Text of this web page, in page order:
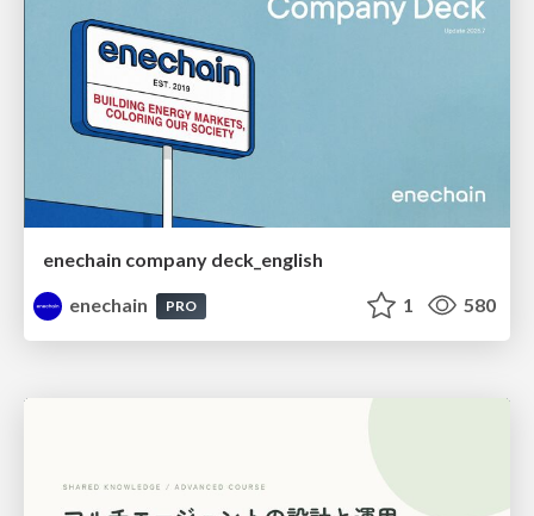
enechain company deck_english
enechain
PRO 1 580